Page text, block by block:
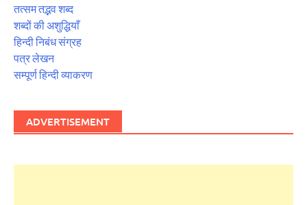
तत्सम तद्भव शब्द
शब्दों की अशुद्धियाँ
हिन्दी निबंध संग्रह
पत्र लेखन
सम्पूर्ण हिन्दी व्याकरण
ADVERTISEMENT